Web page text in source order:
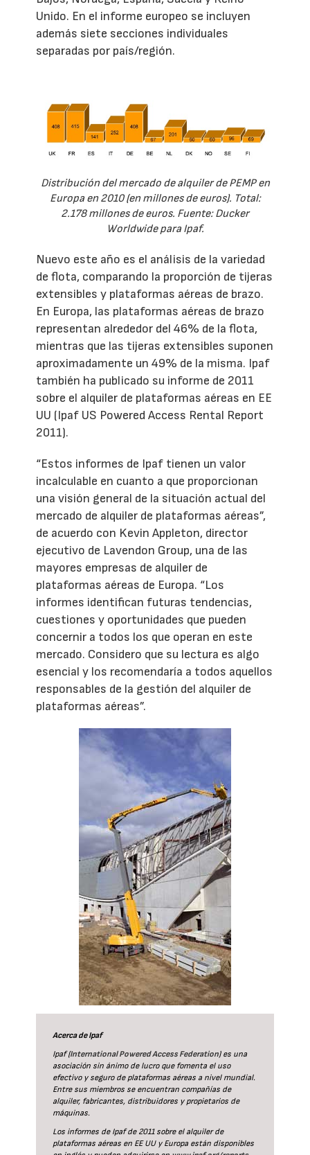
Unido. En el informe europeo se incluyen
además siete secciones individuales
separadas por país/región.
Distribución del mercado de alquiler de PEMP en
Europa en 2010 (en millones de euros). Total:
2.178 millones de euros. Fuente: Ducker
Worldwide para Ipaf.
Nuevo este año es el análisis de la variedad
de flota, comparando la proporción de tijeras
extensibles y plataformas aéreas de brazo.
En Europa, las plataformas aéreas de brazo
representan alrededor del 46% de la flota,
mientras que las tijeras extensibles suponen
aproximadamente un 49% de la misma. Ipaf
también ha publicado su informe de 2011
sobre el alquiler de plataformas aéreas en EE
UU (Ipaf US Powered Access Rental Report
2011).
“Estos informes de Ipaf tienen un valor
incalculable en cuanto a que proporcionan
una visión general de la situación actual del
mercado de alquiler de plataformas aéreas”,
de acuerdo con Kevin Appleton, director
ejecutivo de Lavendon Group, una de las
mayores empresas de alquiler de
plataformas aéreas de Europa. “Los
informes identifican futuras tendencias,
cuestiones y oportunidades que pueden
concernir a todos los que operan en este
mercado. Considero que su lectura es algo
esencial y los recomendaría a todos aquellos
responsables de la gestión del alquiler de
plataformas aéreas”.
Acerca de Ipaf
Ipaf (International Powered Access Federation) es una
asociación sin ánimo de lucro que fomenta el uso
efectivo y seguro de plataformas aéreas a nivel mundial.
Entre sus miembros se encuentran compañías de
alquiler, fabricantes, distribuidores y propietarios de
máquinas.
Los informes de Ipaf de 2011 sobre el alquiler de
plataformas aéreas en EE UU y Europa están disponibles